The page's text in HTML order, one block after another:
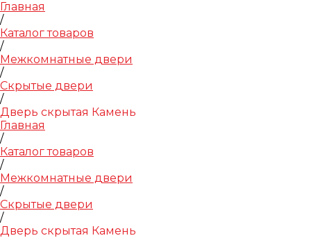
Главная
/
Каталог товаров
/
Межкомнатные двери
/
Скрытые двери
/
Дверь скрытая Камень
Главная
/
Каталог товаров
/
Межкомнатные двери
/
Скрытые двери
/
Дверь скрытая Камень